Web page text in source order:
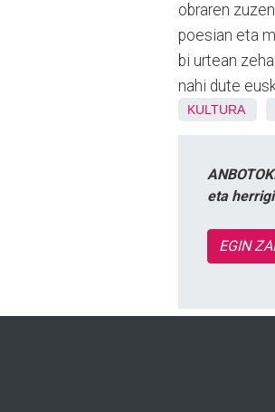
obraren
poesian eta
bi urtean
nahi dute
KULTURA
eta
EGIN